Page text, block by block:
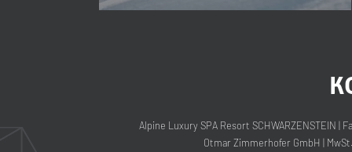
Alpine Luxury SPA Resort SCHWARZENSTEIN |
Otmar Zimmerhofer GmbH |